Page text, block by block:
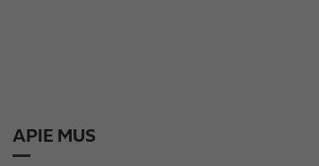
APIE MUS